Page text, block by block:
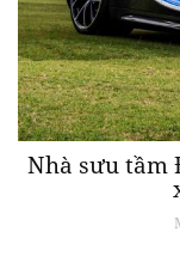
Nhà sưu tầm